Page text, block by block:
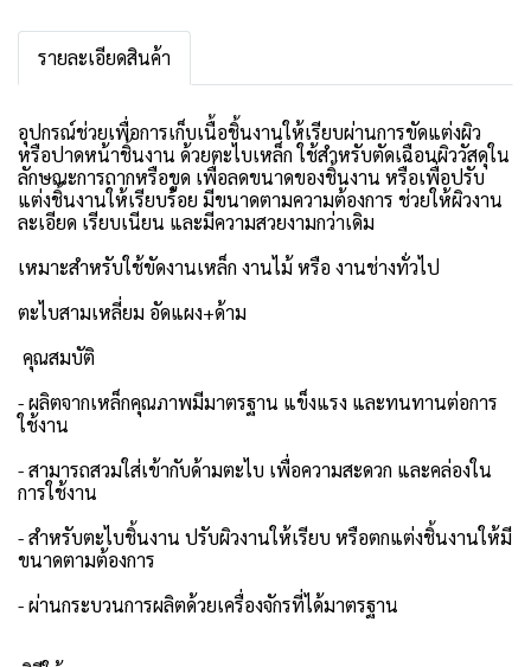
รายละเอียดสินค้า
อุปกรณ์ช่วยเพื่อการเก็บเนื้อชิ้นงานให้เรียบผ่านการขัดแต่งผิว
หรือปาดหน้าชิ้นงาน ด้วยตะไบเหล็ก ใช้สำหรับตัดเฉือนผิววัสดุใน
ลักษณะการถากหรือขูด เพื่อลดขนาดของชิ้นงาน หรือเพื่อปรับ
แต่งชิ้นงานให้เรียบร้อย มีขนาดตามความต้องการ ช่วยให้ผิวงาน
ละเอียด เรียบเนียน และมีความสวยงามกว่าเดิม
เหมาะสำหรับใช้ขัดงานเหล็ก งานไม้ หรือ งานช่างทั่วไป
ตะไบสามเหลี่ยม อัดแผง+ด้าม
คุณสมบัติ
- ผลิตจากเหล็กคุณภาพมีมาตรฐาน แข็งแรง และทนทานต่อการ
ใช้งาน
- สามารถสวมใส่เข้ากับด้ามตะไบ เพื่อความสะดวก และคล่องใน
การใช้งาน
- สำหรับตะไบชิ้นงาน ปรับผิวงานให้เรียบ หรือตกแต่งชิ้นงานให้มี
ขนาดตามต้องการ
- ผ่านกระบวนการผลิตด้วยเครื่องจักรที่ได้มาตรฐาน